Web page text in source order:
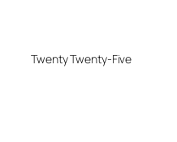
Twenty Twenty-Five